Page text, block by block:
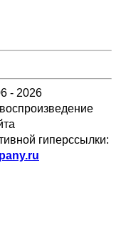
- 2026
гиперссылки: